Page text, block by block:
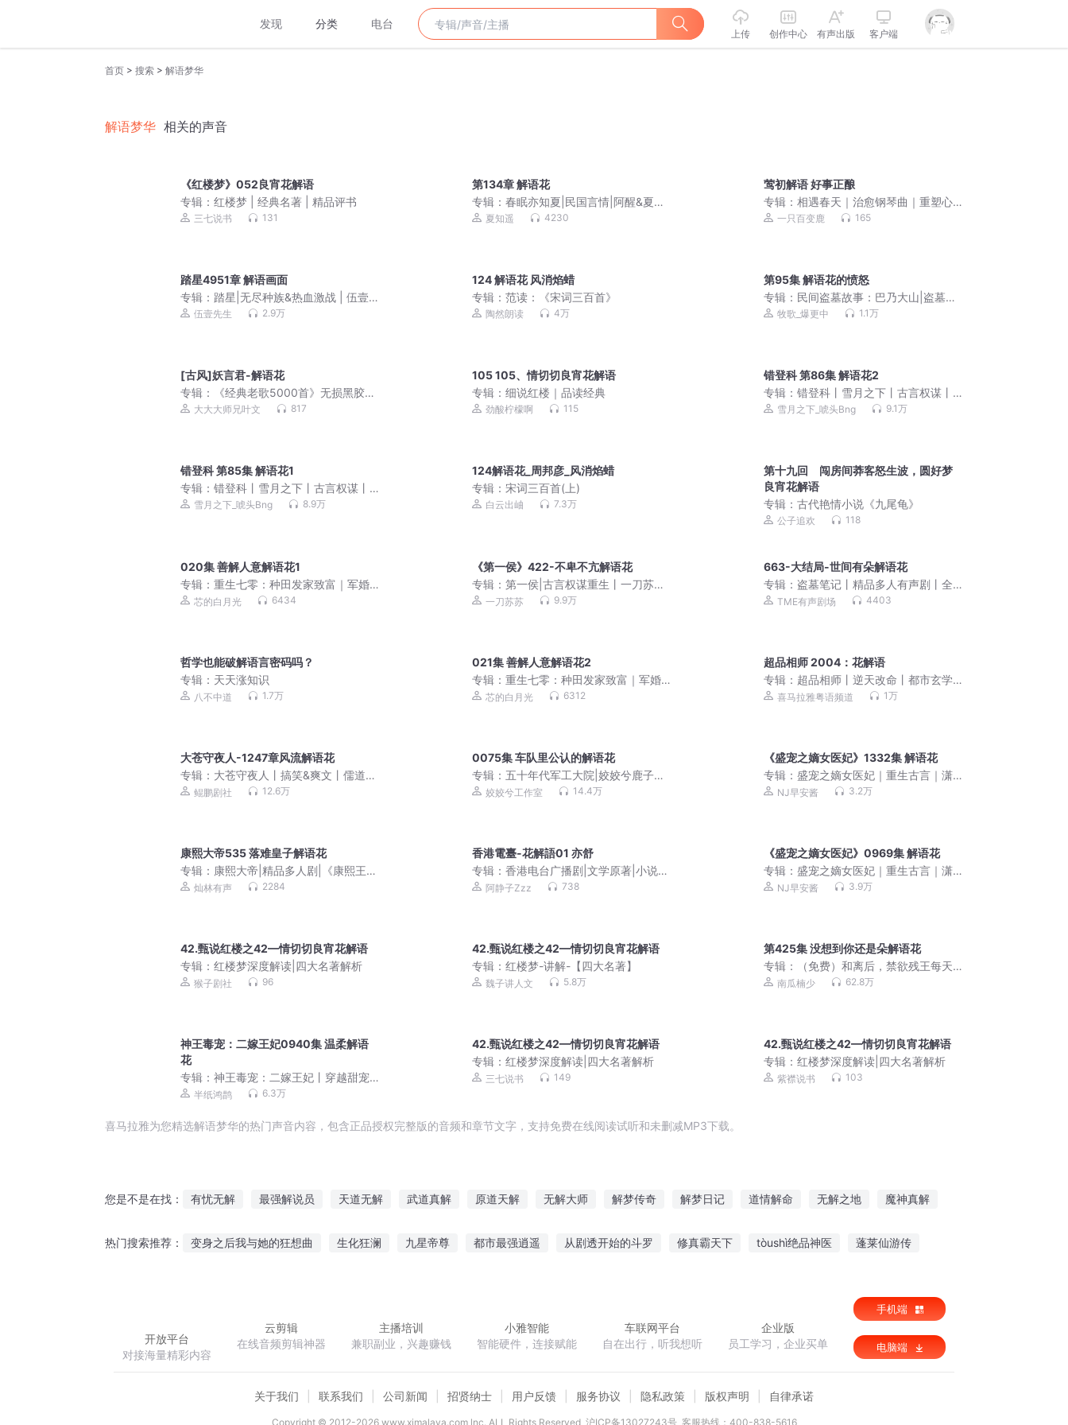
发现 分类 电台
上传 创作中心 有声出版 客户端
首页 > 搜索 > 解语梦华
解语梦华 相关的声音
《红楼梦》052良宵花解语
专辑： 红楼梦 | 经典名著 | 精品评书
三七说书 131
第134章 解语花
专辑：春眠亦知夏|民国言情|阿醒&夏知
遥|日久生情|家国情怀|HE|多人精品有声
夏知遥 4230
莺初解语 好事正酿
专辑：相遇春天｜治愈钢琴曲｜重塑心
灵 唤醒内在疗愈力
一只百变鹿 165
踏星4951章 解语画面
专辑： 踏星|无尽种族&热血激战 | 伍壹
先生领衔多人有声剧
伍壹先生 2.9万
124 解语花 风消焰蜡
专辑：范读：《宋词三百首》
陶然朗读 4万
第95集 解语花的愤怒
专辑： 民间盗墓故事：巴乃大山|盗墓笔
记 铁三角丨灵异探险 都市怪谈 民间传说
牧歌_爆更中 1.1万
[古风]妖言君-解语花
专辑：
《经典老歌5000首》无损黑胶品
质 大大大师兄叶文 817
105 105、情切切良宵花解语
专辑：细说红楼｜品读经典
劲酸柠檬啊 115
错登科 第86集 解语花2
专辑：错登科丨雪月之下丨古言权谋丨
先婚后爱 | VIP
雪月之下_唬头Bng 9.1万
错登科 第85集 解语花1
专辑： 错登科丨雪月之下丨古言权谋丨
先婚后爱 | VIP
雪月之下_唬头Bng 8.9万
124解语花_周邦彦_风消焰蜡
专辑：宋词三百首(上)
白云出岫 7.3万
第十九回 闯房间莽客怒生波，圆好梦
良宵花解语
专辑：古代艳情小说《九尾龟》
公子追欢 118
020集 善解人意解语花1
专辑： 重生七零：种田发家致富｜军婚
｜空间｜搞事业｜大女主
芯的白月光 6434
《第一侯》422-不卑不亢解语花
专辑：第一侯|古言权谋重生丨一刀苏苏
多人有声剧
一刀苏苏 9.9万
663-大结局-世间有朵解语花
专辑： 盗墓笔记丨精品多人有声剧丨全8
部丨苏尚卿&边江丨冠声制作丨南派三叔
TME有声剧场 4403
哲学也能破解语言密码吗？
专辑： 天天涨知识
八不中道 1.7万
021集 善解人意解语花2
专辑：重生七零：种田发家致富｜军婚
｜空间｜搞事业｜大女主
芯的白月光 6312
超品相师 2004：花解语
专辑： 超品相师丨逆天改命丨都市玄学
（粤语）
喜马拉雅粤语频道 1万
大苍守夜人-1247章风流解语花
专辑： 大苍守夜人丨搞笑&爽文丨儒道流
丨多人有声剧
鲲鹏剧社 12.6万
0075集 车队里公认的解语花
专辑： 五十年代军工大院|姣姣兮鹿子草|
晋江年代年代天花板
姣姣兮工作室 14.4万
《盛宠之嫡女医妃》1332集 解语花
专辑：盛宠之嫡女医妃｜重生古言｜潇
湘霸榜大神作品（早安酱&狐狸领衔）多
NJ早安酱 3.2万
康熙大帝535 落难皇子解语花
专辑： 康熙大帝|精品多人剧|《康熙王
朝》影视原著|二月河
灿林有声 2284
香港電臺-花解語01 亦舒
专辑：香港电台广播剧|文学原著|小说改
编|粤语经典
阿静子Zzz 738
《盛宠之嫡女医妃》0969集 解语花
专辑：盛宠之嫡女医妃｜重生古言｜潇
湘霸榜大神作品（早安酱&狐狸领衔）多
NJ早安酱 3.9万
42.甄说红楼之42—情切切良宵花解语
专辑： 红楼梦深度解读|四大名著解析
猴子剧社 96
42.甄说红楼之42—情切切良宵花解语
专辑：红楼梦-讲解-【四大名著】
魏子讲人文 5.8万
第425集 没想到你还是朵解语花
专辑：
（免费）和离后，禁欲残王每天
都想破戒|重生复仇甜宠
南瓜楠少 62.8万
神王毒宠：二嫁王妃0940集 温柔解语
花
专辑： 神王毒宠：二嫁王妃丨穿越甜宠
（半纸鸿鹊&离沐寒）会员畅听
半纸鸿鹊 6.3万
42.甄说红楼之42—情切切良宵花解语
专辑：红楼梦深度解读|四大名著解析
三七说书 149
42.甄说红楼之42—情切切良宵花解语
专辑：红楼梦深度解读|四大名著解析
紫襟说书 103
喜马拉雅为您精选解语梦华的热门声音内容，包含正品授权完整版的音频和章节文字，支持免费在线阅读试听和未删减MP3下载。
您是不是在找： 有忧无解 最强解说员 天道无解 武道真解 原道天解 无解大师 解梦传奇 解梦日记 道情解命 无解之地 魔神真解
热门搜索推荐： 变身之后我与她的狂想曲 生化狂澜 九星帝尊 都市最强逍遥 从剧透开始的斗罗 修真霸天下 tòushì绝品神医 蓬莱仙游传
开放平台
对接海量精彩内容
云剪辑
在线音频剪辑神器
主播培训
兼职副业，兴趣赚钱
小雅智能
智能硬件，连接赋能
车联网平台
自在出行，听我想听
企业版
员工学习，企业买单
手机端
电脑端
关于我们 联系我们 公司新闻 招贤纳士 用户反馈 服务协议 隐私政策 版权声明 自律承诺
Copyright © 2012-2026www.ximalaya.com lnc. ALL Rights Reserved 沪ICP备13027243号 客服热线：400-838-5616